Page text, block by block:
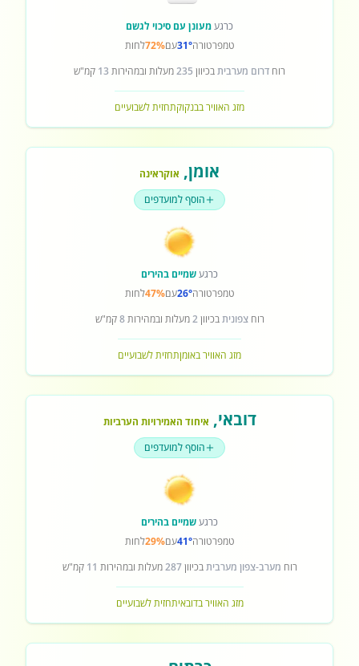
כרגעמעונן עם סיכוי לגשם
טמפרטורה31°עם72%לחות
רוח דרום מערביתבכיוון 235מעלות ובמהירות 13 קמ"ש
מזג האוויר בבנקוקתחזית לשבועיים
אומן, אוקראינה
הוסף למועדפים
כרגעשמיים בהירים
טמפרטורה26°עם47%לחות
רוחצפוניתבכיוון2מעלות ובמהירות8קמ"ש
מזג האוויר באומןתחזית לשבועיים
דובאי, איחוד האמירויות הערביות
הוסף למועדפים
כרגעשמיים בהירים
טמפרטורה41°עם29%לחות
רוח מערב-צפון מערביתבכיוון287מעלות ובמהירות 11 קמ"ש
מזג האוויר בדובאיתחזית לשבועיים